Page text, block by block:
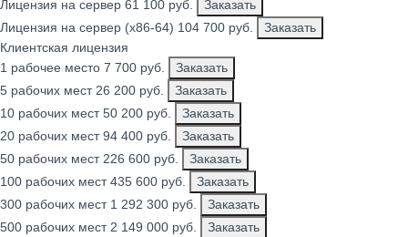
Лицензия на сервер 61 100 руб.
Заказать
Лицензия на сервер (x86-64) 104 700 руб.
Заказать
Клиентская лицензия
1 рабочее место 7 700 руб.
Заказать
5 рабочих мест 26 200 руб.
Заказать
10 рабочих мест 50 200 руб.
Заказать
20 рабочих мест 94 400 руб.
Заказать
50 рабочих мест 226 600 руб.
Заказать
100 рабочих мест 435 600 руб.
Заказать
300 рабочих мест 1 292 300 руб.
Заказать
500 рабочих мест 2 149 000 руб. Заказать